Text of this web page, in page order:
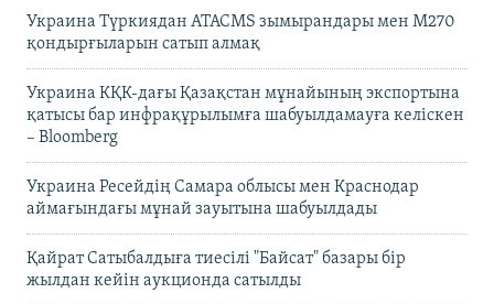
Украина Түркиядан ATACMS зымырандары мен M270
қондырғыларын сатып алмақ
Украина КҚК-дағы Қазақстан мұнайының экспортына
қатысы бар инфрақұрылымға шабуылдамауға келіскен
– Bloomberg
Украина Ресейдің Самара облысы мен Краснодар
аймағындағы мұнай зауытына шабуылдады
Қайрат Сатыбалдыға тиесілі "Байсат" базары бір
жылдан кейін аукционда сатылды